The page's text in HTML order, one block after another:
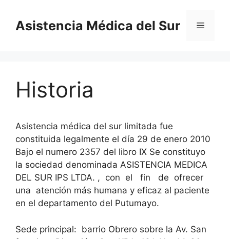
contenido
Asistencia Médica del Sur Menú
Historia
Asistencia médica del sur limitada fue
constituida legalmente el día 29 de enero 2010
Bajo el numero 2357 del libro IX Se constituyo
la sociedad denominada ASISTENCIA MEDICA
DEL SUR IPS LTDA. , con el fin de ofrecer
una atención más humana y eficaz al paciente
en el departamento del Putumayo.
Sede principal: barrio Obrero sobre la Av. San